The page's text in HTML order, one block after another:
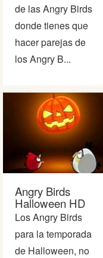
de las Angry Birds
donde tienes que
hacer parejas de
los Angry B...
Angry Birds
Halloween HD
Los Angry Birds
para la temporada
de Halloween, no